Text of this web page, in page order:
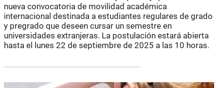
nueva convocatoria de movilidad académica
internacional destinada a estudiantes regulares de grado
y pregrado que deseen cursar un semestre en
universidades extranjeras. La postulación estará abierta
hasta el lunes 22 de septiembre de 2025 a las 10 horas.